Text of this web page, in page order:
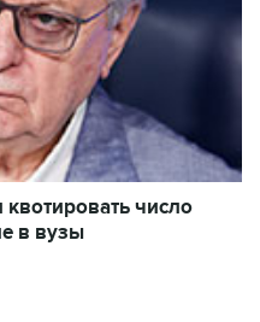
число
в вузы